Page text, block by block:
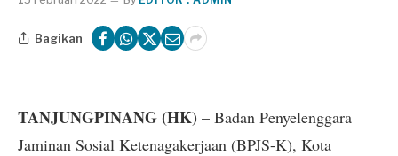
Bagikan
TANJUNGPINANG (HK) – Badan Penyelenggara
Jaminan Sosial Ketenagakerjaan (BPJS-K), Kota